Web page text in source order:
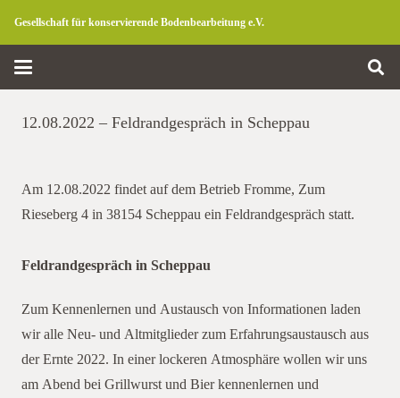
Gesellschaft für konservierende Bodenbearbeitung e.V.
12.08.2022 – Feldrandgespräch in Scheppau
Am 12.08.2022 findet auf dem Betrieb Fromme, Zum
Rieseberg 4 in 38154 Scheppau ein Feldrandgespräch statt.
Feldrandgespräch in Scheppau
Zum Kennenlernen und Austausch von Informationen laden
wir alle Neu- und Altmitglieder zum Erfahrungsaustausch aus
der Ernte 2022. In einer lockeren Atmosphäre wollen wir uns
am Abend bei Grillwurst und Bier kennenlernen und